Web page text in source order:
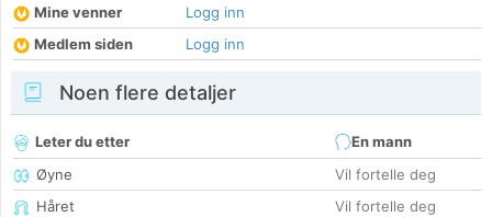
Mine venner
Logg inn
Medlem siden
Logg inn
Noen flere detaljer
Leter du etter
En mann
Øyne
Vil fortelle deg
Håret
Vil fortelle deg